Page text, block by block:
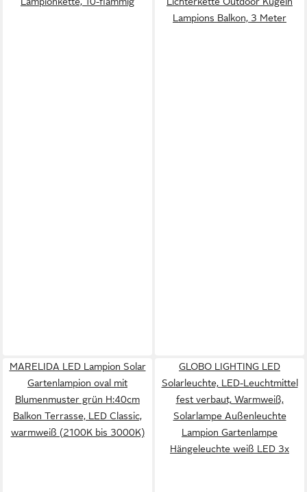
Lampions Balkon, 3 Meter
MARELIDA LED Lampion Solar
Gartenlampion oval mit
Blumenmuster grün H:40cm
Balkon Terrasse, LED Classic,
warmweiß (2100K bis 3000K)
GLOBO LIGHTING LED
Solarleuchte, LED-Leuchtmittel
fest verbaut, Warmweiß,
Solarlampe Außenleuchte
Lampion Gartenlampe
Hängeleuchte weiß LED 3x